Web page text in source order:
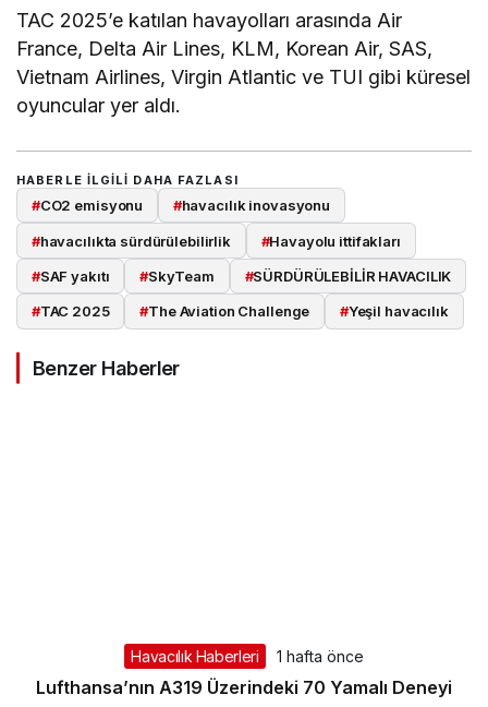
TAC 2025’e katılan havayolları arasında Air
France, Delta Air Lines, KLM, Korean Air, SAS,
Vietnam Airlines, Virgin Atlantic ve TUI gibi küresel
oyuncular yer aldı.
HABERLE ILGILI DAHA FAZLASI
#CO2 emisyonu #havacılık inovasyonu
#havacılıkta sürdürülebilirlik #Havayolu ittifakları
#SAF yakıtı #SkyTeam #SÜRDÜRÜLEBİLİR HAVACILIK
#TAC 2025 #The Aviation Challenge #Yeşil havacılık
Benzer Haberler
Havacılık Haberleri 1 hafta önce
Lufthansa’nın A319 Üzerindeki 70 Yamalı Deneyi